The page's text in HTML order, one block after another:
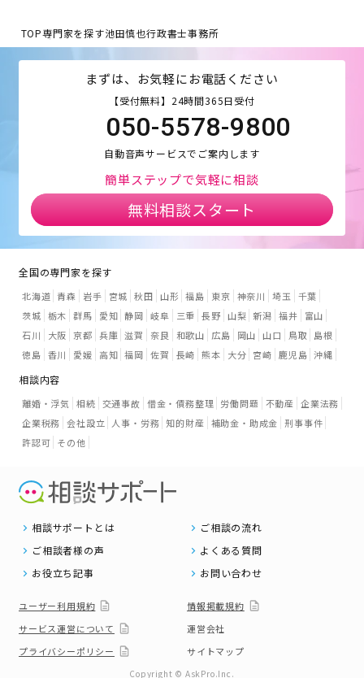
TOP専門家を探す池田慎也行政書士事務所
まずは、お気軽にお電話ください
【受付無料】24時間365日受付
050-5578-9800
自動音声サービスでご案内します
簡単ステップで気軽に相談
無料相談スタート
全国の専門家を探す
北海道 青森 岩手 宮城 秋田 山形 福島 東京 神奈川 埼玉
千葉
茨城 栃木 群馬 愛知 静岡 岐阜 三重 長野 山梨 新潟 福井
富山
石川
大阪 京都 兵庫 滋賀 奈良 和歌山 広島 岡山 山口 鳥取
島根
徳島 香川 愛媛 高知 福岡 佐賀 長崎 熊本 大分 宮崎 鹿児島 沖縄
相談内容
離婚・浮気 相続 交通事故 借金・債務整理 労働問題 不動産 企業法務
企業税務 会社設立 人事・労務 知的財産 補助金・助成金 刑事事件
許認可 その他
相談サポートとは
ご相談の流れ
ご相談者様の声
よくある質問
お役立ち記事
お問い合わせ
ユーザー利用規約
情報掲載規約
サービス運営について
運営会社
プライバシーポリシー
サイトマップ
Copyright © AskPro.Inc.